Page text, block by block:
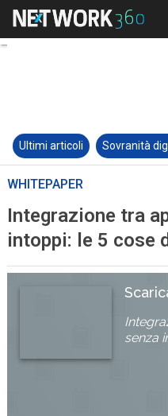
Ultimi articoli Sovranità
WHITEPAPER
Integrazione tra
intoppi: le 5 cose
senza